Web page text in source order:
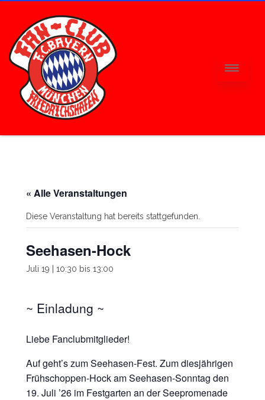
« Alle Veranstaltungen
Diese Veranstaltung hat bereits stattgefunden.
Seehasen-Hock
Juli 19 | 10:30 bis 13:00
~ Einladung ~
Liebe Fanclubmitglieder!
Auf geht’s zum Seehasen-Fest. Zum diesjährigen
Frühschoppen-Hock am Seehasen-Sonntag den
19. Juli ’26 im Festgarten an der Seepromenade